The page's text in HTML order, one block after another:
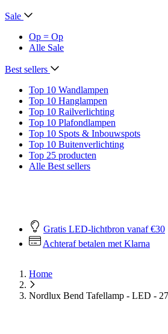
Sale
Op = Op
Alle Sale
Best sellers
Top 10 Wandlampen
Top 10 Hanglampen
Top 10 Railverlichting
Top 10 Plafondlampen
Top 10 Spots & Inbouwspots
Top 10 Buitenverlichting
Top 25 producten
Alle Best sellers
Gratis LED-lichtbron vanaf €30
Achteraf betalen met Klarna
Home
Nordlux Bend Tafellamp - LED -